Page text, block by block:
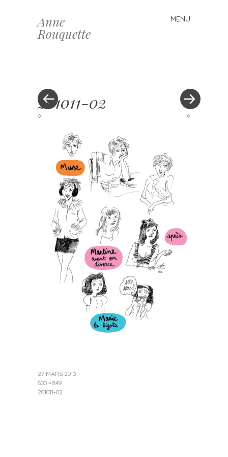
Anne
Rouquette
MENU
Skip to content
« »
201011-02
27 MARS 2013
600 × 849
201011-02